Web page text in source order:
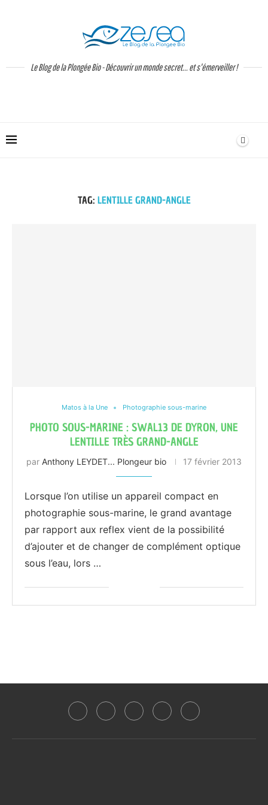
Le Blog de la Plongée Bio - Découvrir un monde secret... et s'émerveiller !
TAG: LENTILLE GRAND-ANGLE
Matos à la Une Photographie sous-marine
PHOTO SOUS-MARINE : SWAL13 DE DYRON, UNE
LENTILLE TRÈS GRAND-ANGLE
par Anthony LEYDET... Plongeur bio 17 février 2013
Lorsque l’on utilise un appareil compact en
photographie sous-marine, le grand avantage
par rapport aux reflex vient de la possibilité
d’ajouter et de changer de complément optique
sous l’eau, lors …